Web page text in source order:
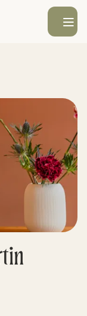
Ouvrir le